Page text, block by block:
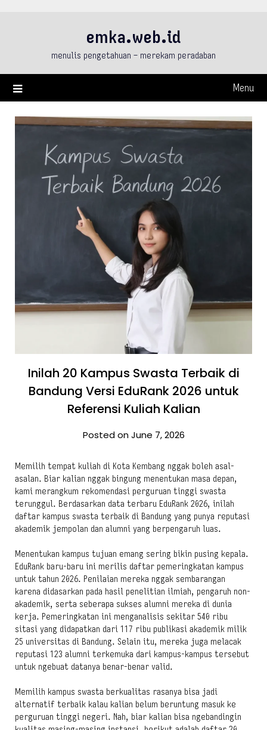
emka.web.id
menulis pengetahuan – merekam peradaban
Menu
Inilah 20 Kampus Swasta Terbaik di
Bandung Versi EduRank 2026 untuk
Referensi Kuliah Kalian
Posted on June 7, 2026
Memilih tempat kuliah di Kota Kembang nggak boleh asal-
asalan. Biar kalian nggak bingung menentukan masa depan,
kami merangkum rekomendasi perguruan tinggi swasta
terunggul. Berdasarkan data terbaru EduRank 2026, inilah
daftar kampus swasta terbaik di Bandung yang punya reputasi
akademik jempolan dan alumni yang berpengaruh luas.
Menentukan kampus tujuan emang sering bikin pusing kepala.
EduRank baru-baru ini merilis daftar pemeringkatan kampus
untuk tahun 2026. Penilaian mereka nggak sembarangan
karena didasarkan pada hasil penelitian ilmiah, pengaruh non-
akademik, serta seberapa sukses alumni mereka di dunia
kerja. Pemeringkatan ini menganalisis sekitar 540 ribu
sitasi yang didapatkan dari 117 ribu publikasi akademik milik
25 universitas di Bandung. Selain itu, mereka juga melacak
reputasi 123 alumni terkemuka dari kampus-kampus tersebut
untuk ngebuat datanya benar-benar valid.
Memilih kampus swasta berkualitas rasanya bisa jadi
alternatif terbaik kalau kalian belum beruntung masuk ke
perguruan tinggi negeri. Nah, biar kalian bisa ngebandingin